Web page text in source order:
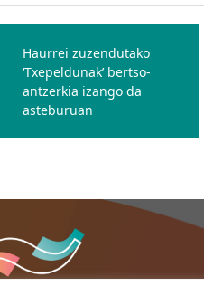
Haurrei zuzendutako
‘Txepeldunak’ bertso-
antzerkia izango da
asteburuan